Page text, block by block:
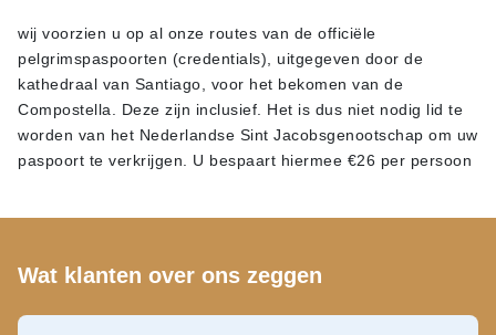
wij voorzien u op al onze routes van de officiële
pelgrimspaspoorten (credentials), uitgegeven door de
kathedraal van Santiago, voor het bekomen van de
Compostella. Deze zijn inclusief. Het is dus niet nodig lid te
worden van het Nederlandse Sint Jacobsgenootschap om uw
paspoort te verkrijgen. U bespaart hiermee €26 per persoon
Wat klanten over ons zeggen